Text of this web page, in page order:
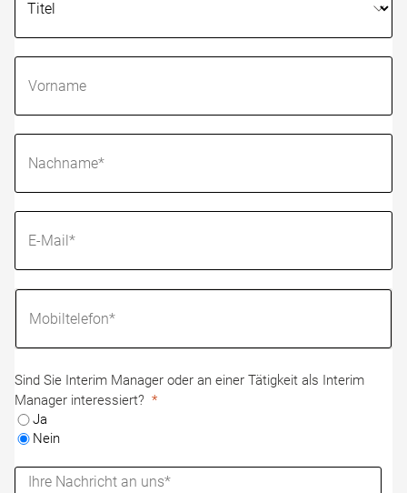
Sind Sie Interim Manager oder an einer Tätigkeit als Interim
Manager interessiert?
Ja
Nein